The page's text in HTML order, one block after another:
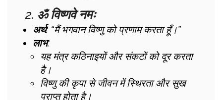
2. ॐ विष्णवे नमः
अर्थ: “मैं भगवान विष्णु को प्रणाम करता हूँ।”
लाभ:
यह मंत्र कठिनाइयों और संकटों को दूर करता
है।
विष्णु की कृपा से जीवन में स्थिरता और सुख
प्राप्त होता है।